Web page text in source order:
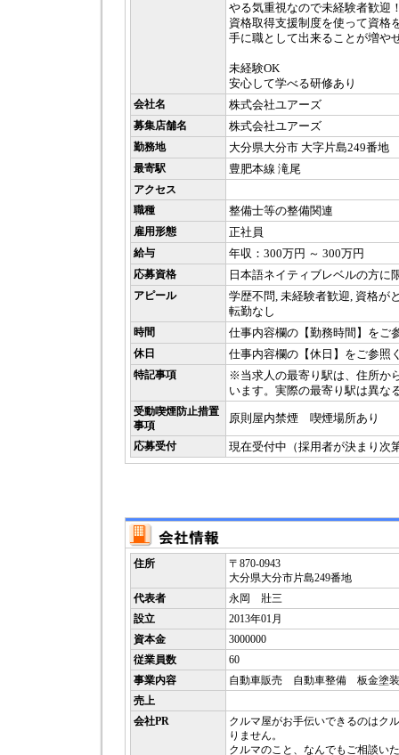
やる気重視なので未経験者歓迎
資格取得支援制度を使って資格
手に職として出来ることが増や
未経験OK
安心して学べる研修あり
会社名 株式会社ユアーズ
募集店舗名 株式会社ユアーズ
勤務地 大分県大分市 大字片島249番地
最寄駅 豊肥本線 滝尾
アクセス
職種
整備士等の整備関連
雇用形態 正社員
給与 年収：300万円 ～ 300万円
応募資格 日本語ネイティブレベルの方に
アピール
学歴不問, 未経験者歓迎, 資格が
転勤なし
時間 仕事内容欄の【勤務時間】をご
休日 仕事内容欄の【休日】をご参照
特記事項
※当求人の最寄り駅は、住所か
います。実際の最寄り駅は異な
受動喫煙防止措置
事項
原則屋内禁煙 喫煙場所あり
応募受付 現在受付中（採用者が決まり次
住所
〒870-0943
大分県大分市片島249番地
代表者
永岡 壯三
設立
2013年01月
資本金
3000000
従業員数
60
事業内容
自動車販売 自動車整備 板金塗
売上
会社PR
クルマ屋がお手伝いできるのはク
りません。
クルマのこと、なんでもご相談い